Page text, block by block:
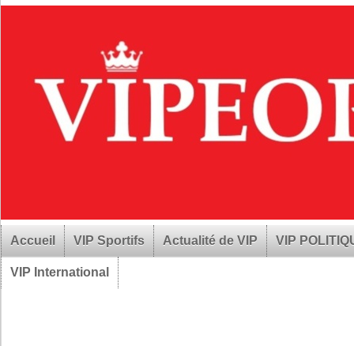
Accueil VIP Sportifs Actualité de VIP VIP
VIP International